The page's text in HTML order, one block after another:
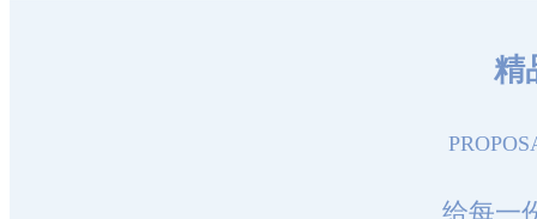
精
给每一